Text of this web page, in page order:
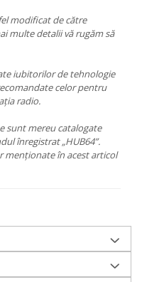
modificat de către
multe detalii vă rugăm să
iubitorilor de tehnologie
celor pentru
radio.
sunt mereu catalogate
înregistrat „HUB64”.
menționate în acest articol